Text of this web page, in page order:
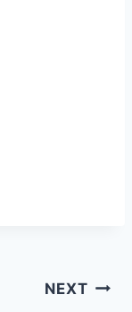
NEXT